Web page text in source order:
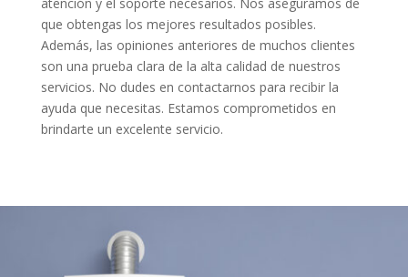
que obtengas los mejores resultados posibles.
Además, las opiniones anteriores de muchos clientes
son una prueba clara de la alta calidad de nuestros
servicios. No dudes en contactarnos para recibir la
ayuda que necesitas. Estamos comprometidos en
brindarte un excelente servicio.